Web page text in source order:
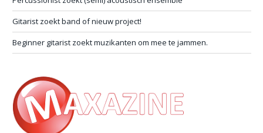
Gitarist zoekt band of nieuw project!
Beginner gitarist zoekt muzikanten om mee te jammen.